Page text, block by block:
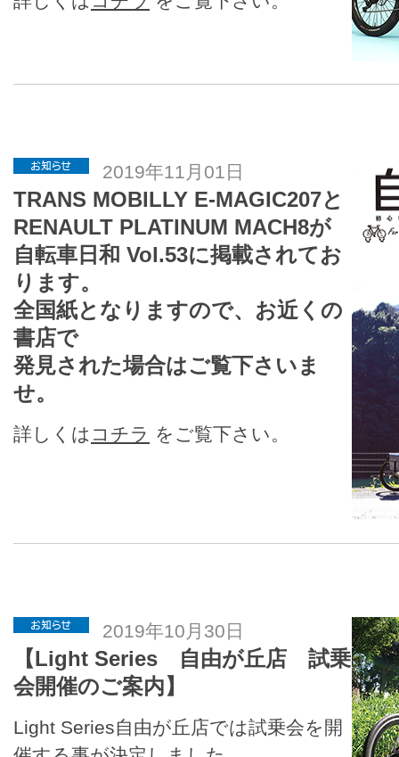
2019年11月01日
TRANS MOBILLY E-MAGIC207と
RENAULT PLATINUM MACH8が
自転車日和 Vol.53に掲載されてお
ります。
全国紙となりますので、お近くの
書店で
発見された場合はご覧下さいま
せ。
詳しくは コチラ をご覧下さい。
2019年10月30日
【Light Series 自由が丘店 試乗
会開催のご案内】
Light Series自由が丘店では試乗会を開